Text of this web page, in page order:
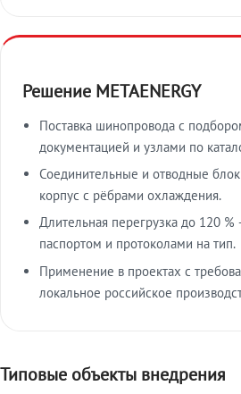
Решение METAENERGY
Поставка шинопровода с
документацией и узлами по
Соединительные и отводные
корпус с рёбрами охлаждения.
Длительная перегрузка до 120
паспортом и протоколами на тип.
Применение в проектах с
локальное российское
Типовые объекты внедрения